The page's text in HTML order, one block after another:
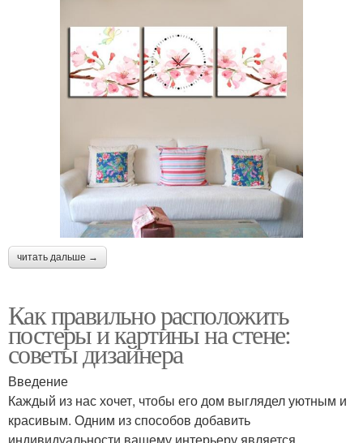
читать дальше →
Как правильно расположить
постеры и картины на стене:
советы дизайнера
Введение
Каждый из нас хочет, чтобы его дом выглядел уютным и
красивым. Одним из способов добавить
индивидуальности вашему интерьеру является